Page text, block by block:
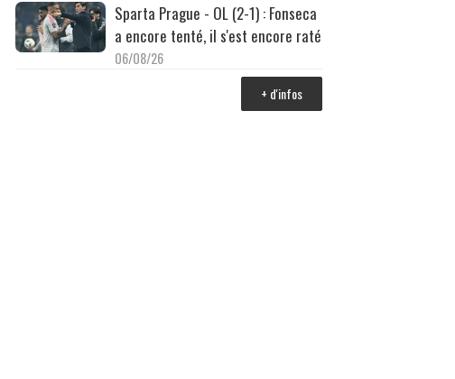
Sparta Prague - OL (2-1) : Fonseca
a encore tenté, il s'est encore raté
06/08/26
+ d'infos